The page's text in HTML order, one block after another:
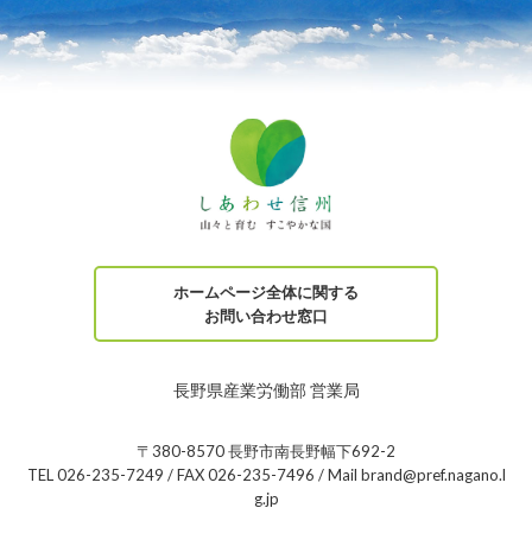
ホームページ全体に関する
お問い合わせ窓口
長野県産業労働部 営業局
〒380-8570 長野市南長野幅下692-2
TEL 026-235-7249 / FAX 026-235-7496 / Mail brand@pref.nagano.l
g.jp